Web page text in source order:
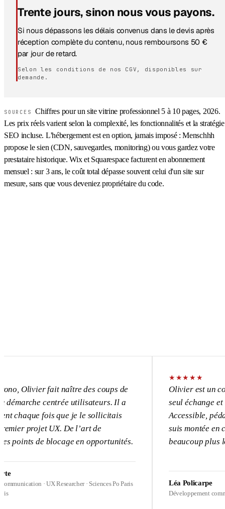
Trente jours, sinon nous vous payons.
Si nous dépassons les délais convenus dans le devis après
réception complète du contenu, nous remboursons 50 €
par jour de retard.
Selon les conditions de nos CGV, disponibles sur
demande.
SOURCESChiffres pour un site vitrine professionnel 5 à 10 pages, 2026.
Les prix réels varient selon la complexité, les fonctionnalités et la stratégie
SEO incluse. L'hébergement est en option, jamais imposé : Menschhh
propose le sien (CDN, sauvegardes, monitoring) ou vous gardez votre
prestataire historique. Wix et Squarespace facturent en abonnement
mensuel : sur 3 ans, le coût total dépasse souvent celui d'un site sur
mesure, sans que vous deveniez propriétaire du code.
fait naître des coups de
centrée utilisateurs. Il a
fois que je le sollicitais
UX. De l’art de
de blocage en opportunités.
· UX Researcher · Sciences Po Paris
★
Olivier est un
seul échange et l’UX
Accessible,
suis montée en
beaucoup plus loin sur
Léa Policarpe
Développement commercial ·